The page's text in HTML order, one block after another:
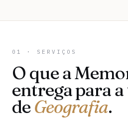
01 · SERVIÇOS
O que a
entrega para
deGeografia.